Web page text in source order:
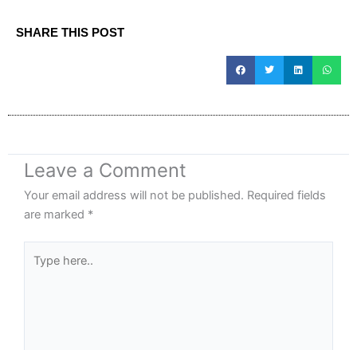
SHARE THIS POST
Leave a Comment
Your email address will not be published. Required fields
are marked *
here..